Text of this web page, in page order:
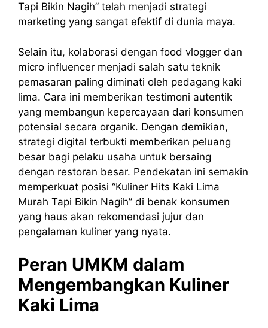
Tapi Bikin Nagih” telah menjadi strategi
marketing yang sangat efektif di dunia maya.
Selain itu, kolaborasi dengan food vlogger dan
micro influencer menjadi salah satu teknik
pemasaran paling diminati oleh pedagang kaki
lima. Cara ini memberikan testimoni autentik
yang membangun kepercayaan dari konsumen
potensial secara organik. Dengan demikian,
strategi digital terbukti memberikan peluang
besar bagi pelaku usaha untuk bersaing
dengan restoran besar. Pendekatan ini semakin
memperkuat posisi “Kuliner Hits Kaki Lima
Murah Tapi Bikin Nagih” di benak konsumen
yang haus akan rekomendasi jujur dan
pengalaman kuliner yang nyata.
Peran UMKM dalam
Mengembangkan Kuliner
Kaki Lima